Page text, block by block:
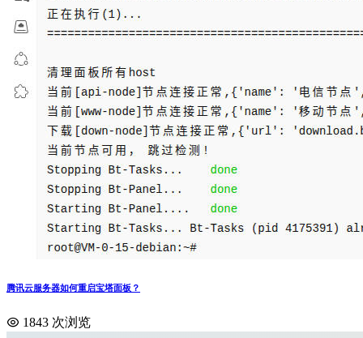
腾讯云服务器如何重启宝塔面板？
1843 次浏览